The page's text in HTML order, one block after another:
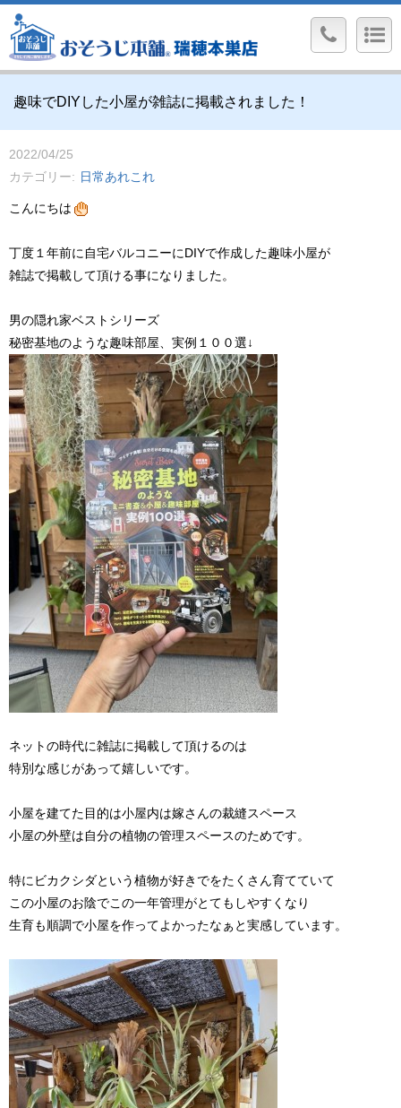
趣味でDIYした小屋が雑誌に掲載されました！
2022/04/25
カテゴリー
日常あれこれ
こんにちは
丁度１年前に自宅バルコニーにDIYで作成した趣味小屋が
雑誌で掲載して頂ける事になりました。
男の隠れ家ベストシリーズ
秘密基地のような趣味部屋、実例１００選↓
ネットの時代に雑誌に掲載して頂けるのは
特別な感じがあって嬉しいです。
小屋を建てた目的は小屋内は嫁さんの裁縫スペース
小屋の外壁は自分の植物の管理スペースのためです。
特にビカクシダという植物が好きでをたくさん育てていて
この小屋のお陰でこの一年管理がとてもしやすくなり
生育も順調で小屋を作ってよかったなぁと実感しています。